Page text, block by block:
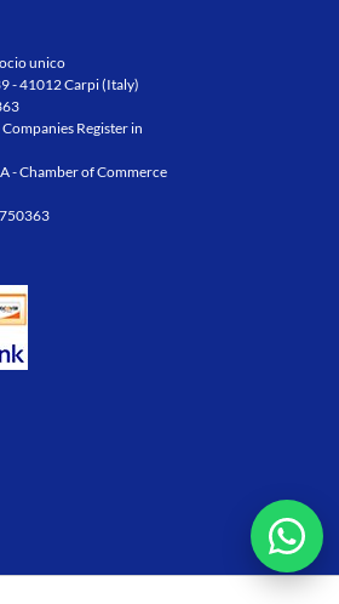
unico
- 41012 Carpi (Italy)
Register in
- Chamber of Commerce